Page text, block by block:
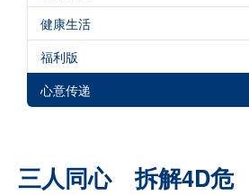
健康生活
福利版
心意传递
三人同心 拆解4D危